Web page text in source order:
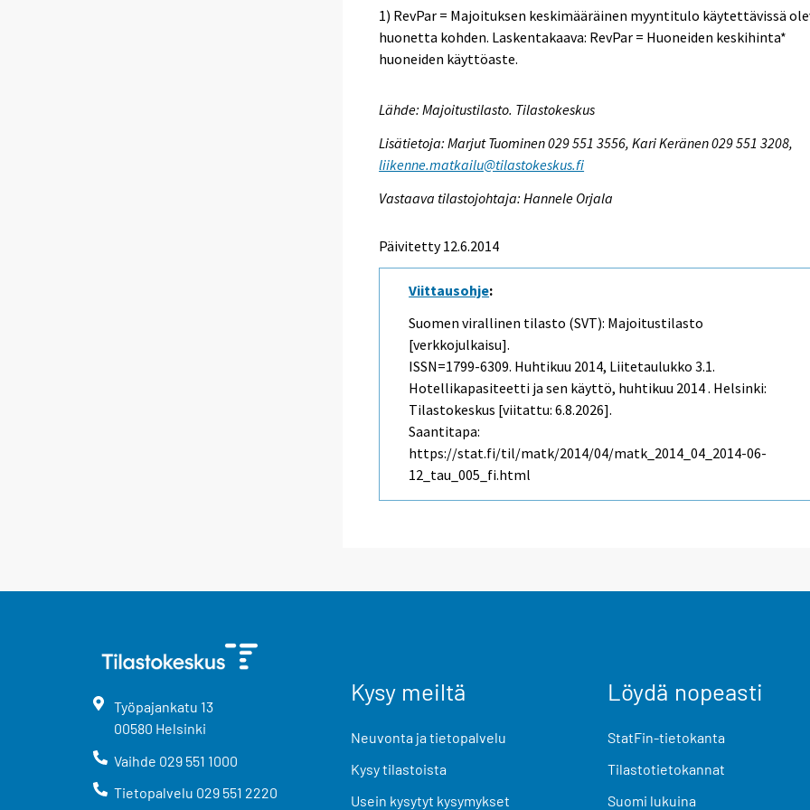
1) RevPar = Majoituksen keskimääräinen myyntitulo käytettävissä
huonetta kohden. Laskentakaava: RevPar = Huoneiden keskihinta*
huoneiden käyttöaste.
Lähde: Majoitustilasto. Tilastokeskus
Lisätietoja: Marjut Tuominen 029 551 3556, Kari Keränen 029 551 3208,
liikenne.matkailu@tilastokeskus.fi
Vastaava tilastojohtaja: Hannele Orjala
Päivitetty 12.6.2014
Viittausohje:
Suomen virallinen tilasto (SVT): Majoitustilasto
[verkkojulkaisu].
ISSN=1799-6309. Huhtikuu 2014, Liitetaulukko 3.1.
Hotellikapasiteetti ja sen käyttö, huhtikuu 2014 . Helsinki:
Tilastokeskus [viitattu: 6.8.2026].
Saantitapa:
https://stat.fi/til/matk/2014/04/matk_2014_04_2014-06-
12_tau_005_fi.html
Työpajankatu 13
00580 Helsinki
Vaihde 029 551 1000
Tietopalvelu 029 551 2220
Kysy meiltä
Neuvonta ja tietopalvelu
Kysy tilastoista
Usein kysytyt kysymykset
Löydä nopeasti
StatFin-tietokanta
Tilastotietokannat
Suomi lukuina